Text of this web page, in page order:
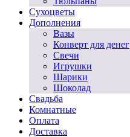
Сухоцветы
Дополнения
Вазы
Конверт для денег
Свечи
Игрушки
Шарики
Шоколад
Свадьба
Комнатные
Оплата
Доставка